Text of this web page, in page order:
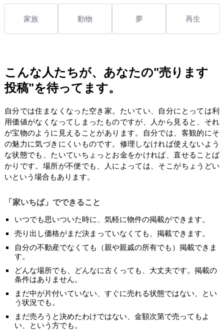
家族 動物 夢 再生
こんな人たちが、あなたの"売ります
投稿"を待ってます。
自分では住まなくなった空き家。たいてい、自分にとっては利
用価値がなくなってしまったものですが、人から見ると、それ
が宝物のように見えることがあります。自分では、客観的にそ
の魅力に気づきにくいものです。修理しなければ使えないよう
な状態でも、たいていちょっとお金をかければ、直せることば
かりです。場所が不便でも、人によっては、そこがちょうどい
いという場合もあります。
「家いちば」でできること
いつでも思いついた時に、気軽に物件の掲載ができます。
売り出し価格がまだ決まっていなくても、掲載できます。
自分の不動産でなくても（親や親戚の所有でも）掲載できま
す。
どんな場所でも、どんなに古くっても、大丈夫です。掲載の
条件はありません。
まだ中が片付いていない、すぐに売れる状態ではない、とい
う状況でも。
まだ売ろうと決めたわけではない、金額次第で売ってもよ
い、という方でも。